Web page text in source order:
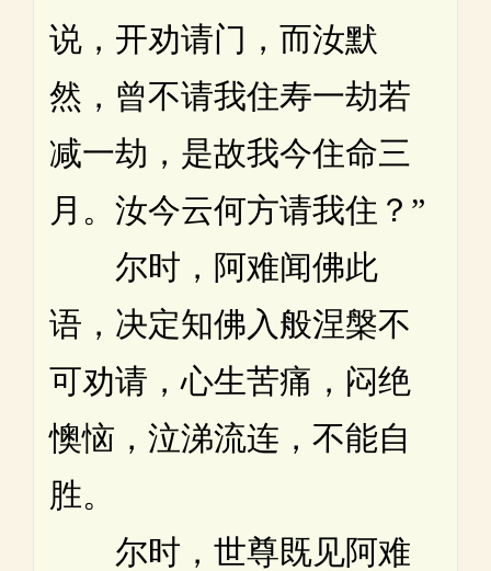
说，开劝请门，而汝默
然，曾不请我住寿一劫若
减一劫，是故我今住命三
月。汝今云何方请我住？”
尔时，阿难闻佛此
语，决定知佛入般涅槃不
可劝请，心生苦痛，闷绝
懊恼，泣涕流连，不能自
胜。
尔时，世尊既见阿难